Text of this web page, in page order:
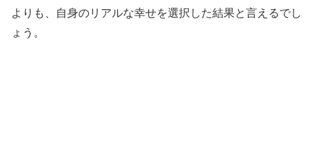
よりも、自身のリアルな幸せを選択した結果と言えるでし
ょう。